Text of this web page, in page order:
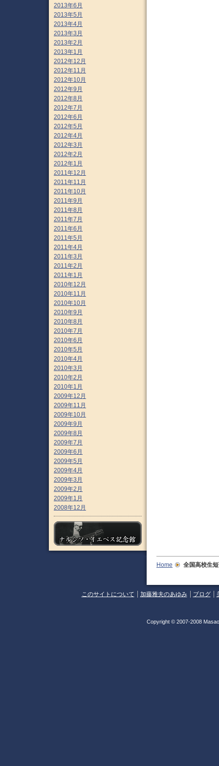
2013年6月
2013年5月
2013年4月
2013年3月
2013年2月
2013年1月
2012年12月
2012年11月
2012年10月
2012年9月
2012年8月
2012年7月
2012年6月
2012年5月
2012年4月
2012年3月
2012年2月
2012年1月
2011年12月
2011年11月
2011年10月
2011年9月
2011年8月
2011年7月
2011年6月
2011年5月
2011年4月
2011年3月
2011年2月
2011年1月
2010年12月
2010年11月
2010年10月
2010年9月
2010年8月
2010年7月
2010年6月
2010年5月
2010年4月
2010年3月
2010年2月
2010年1月
2009年12月
2009年11月
2009年10月
2009年9月
2009年8月
2009年7月
2009年6月
2009年5月
2009年4月
2009年3月
2009年2月
2009年1月
2008年12月
Home 全国高校生
このサイトについて 加藤雅夫のあゆみ ブログ
Copyright © 2007-2008